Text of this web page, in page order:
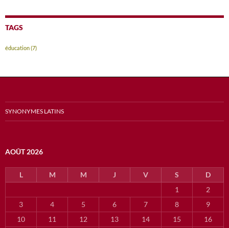
TAGS
éducation(7)
SYNONYMES LATINS
AOÛT 2026
L M M J V S
D
1
2
3
4 5 6 7 8
9
10
11 12 13 14 15 16